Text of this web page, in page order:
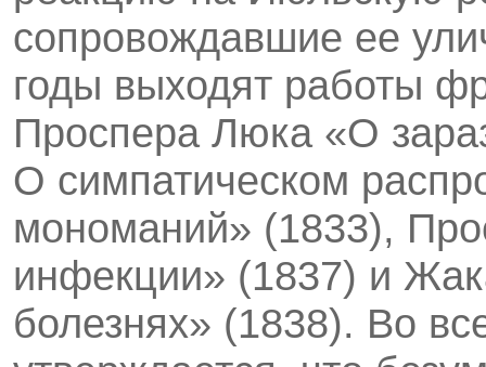
сопровождавшие ее
годы выходят работы
Проспера Люка «О
О симпатическом
мономаний» (1833),
инфекции» (1837) и
болезнях» (1838). Во